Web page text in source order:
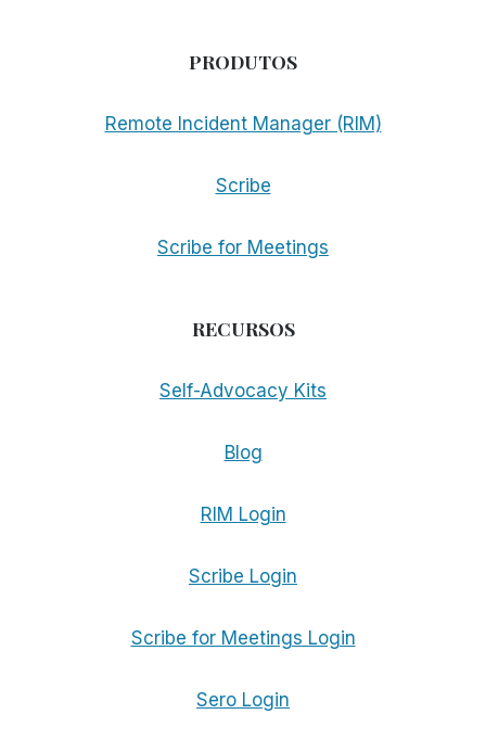
PRODUTOS
Remote Incident Manager (RIM)
Scribe
Scribe for Meetings
RECURSOS
Self-Advocacy Kits
Blog
RIM Login
Scribe Login
Scribe for Meetings Login
Sero Login